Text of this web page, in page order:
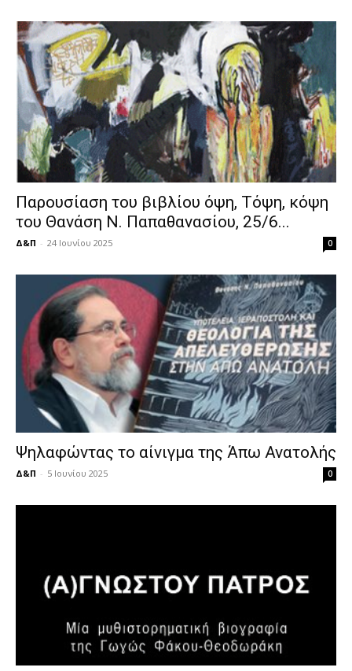
Παρουσίαση του βιβλίου όψη, Τόψη, κόψη
του Θανάση Ν. Παπαθανασίου, 25/6...
Δ&Π - 24 Ιουνίου 2025 0
Ψηλαφώντας το αίνιγμα της Άπω Ανατολής
Δ&Π - 5 Ιουνίου 2025 0